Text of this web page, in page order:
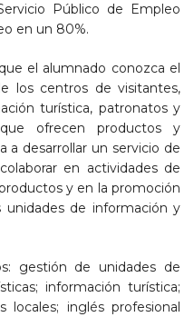
Público de Empleo
en un 80%.
el alumnado conozca el
los centros de visitantes,
turística, patronatos y
ofrecen productos y
a desarrollar un servicio de
en actividades de
y en la promoción
de información y
gestión de unidades de
información turística;
locales; inglés profesional